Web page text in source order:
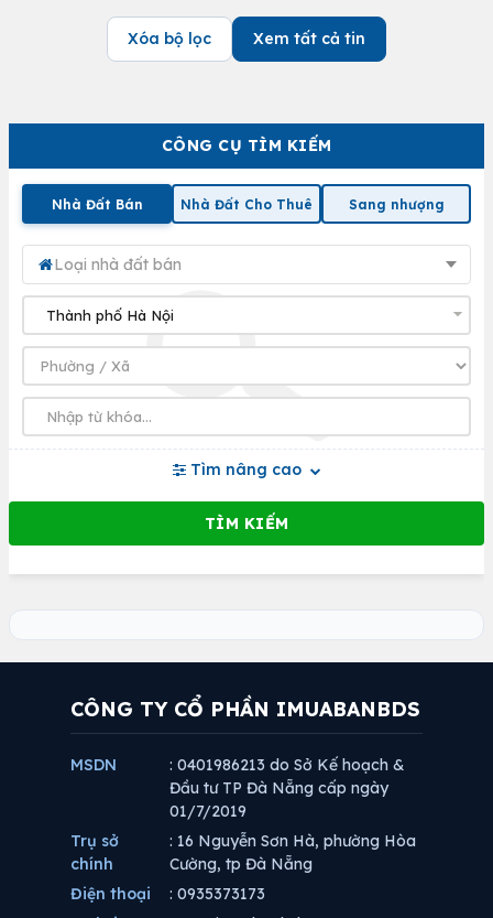
CÔNG CỤ TÌM KIẾM
Nhà Đất Bán Nhà Đất Cho Thuê Sang nhượng
Loại nhà đất bán
Tìm nâng cao
Xóa bộ lọc Xem tất cả tin
CÔNG TY CỔ PHẦN IMUABANBDS
MSDN
: 0401986213 do Sở Kế hoạch &
Đầu tư TP Đà Nẵng cấp ngày
01/7/2019
Trụ sở
chính
: 16 Nguyễn Sơn Hà, phường Hòa
Cường, tp Đà Nẵng
Điện thoại
: 0935373173